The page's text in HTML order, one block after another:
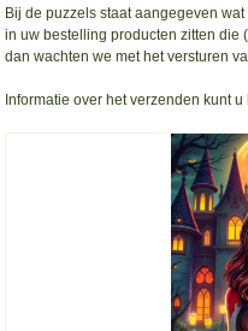
Bij de puzzels staat aangegeven
in uw bestelling producten zitten die
dan wachten we met het versturen
Informatie over het verzenden kunt